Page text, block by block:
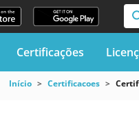
Certificações
Início Certificacoes